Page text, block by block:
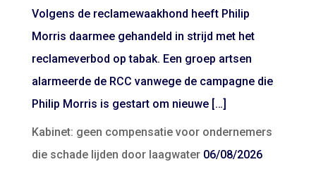
Volgens de reclamewaakhond heeft Philip
Morris daarmee gehandeld in strijd met het
reclameverbod op tabak. Een groep artsen
alarmeerde de RCC vanwege de campagne die
Philip Morris is gestart om nieuwe […]
Kabinet: geen compensatie voor ondernemers
die schade lijden door laagwater 06/08/2026